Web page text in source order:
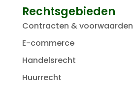
Rechtsgebieden
Contracten & voorwaarden
E-commerce
Handelsrecht
Huurrecht